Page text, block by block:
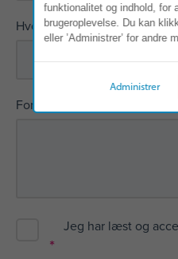
Hvor har du hørt om Insights?
Fortæl os, hvordan vi kan
Jeg har læst og
*
funktionalitet og indhold, for
brugeroplevelse. Du kan
eller ’Administrer’ for andre
Administrer